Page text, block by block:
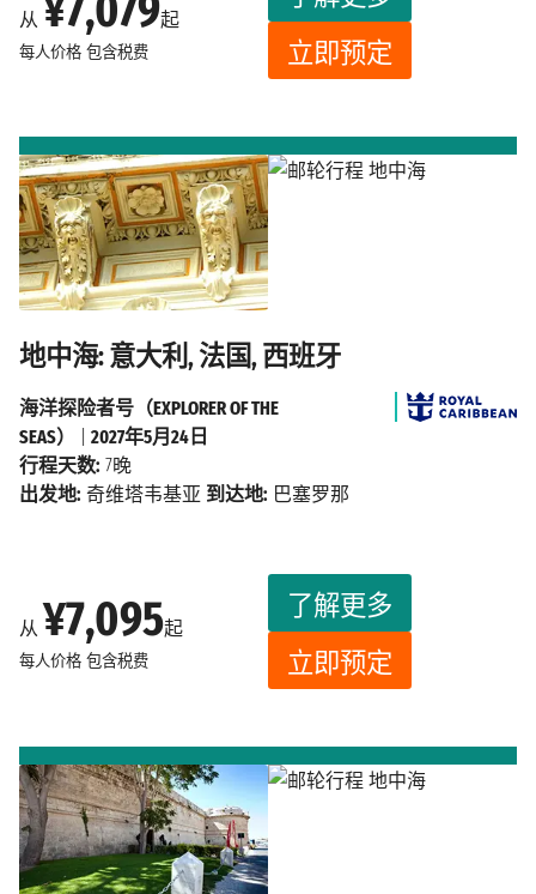
从 起
每人价格 包含税费
立即预定
地中海: 意大利, 法国, 西班牙
从 ¥7,095起
每人价格 包含税费
了解更多
立即预定
海洋探险者号（EXPLORER OF THE
SEAS）
2027年5月24日
行程天数: 7晚
出发地: 奇维塔韦基亚 到达地: 巴塞罗那